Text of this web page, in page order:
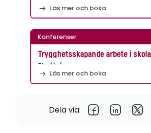
Läs mer och boka
Konferenser
Trygghetsskapande arbete i
Stockholm
Läs mer och boka
Dela via: